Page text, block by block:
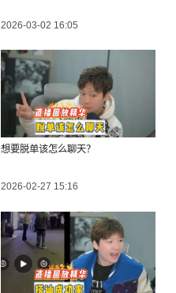
2026-03-02 16:05
想要脱单该怎么聊天？
2026-02-27 15:16